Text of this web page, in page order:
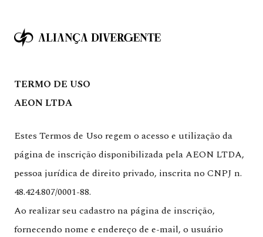
TERMO DE USO
AEON LTDA
Estes Termos de Uso regem o acesso e utilização da
página de inscrição disponibilizada pela AEON LTDA,
pessoa jurídica de direito privado, inscrita no CNPJ n.
48.424.807/0001-88.
Ao realizar seu cadastro na página de inscrição,
fornecendo nome e endereço de e-mail, o usuário